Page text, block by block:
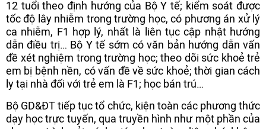
12 tuổi theo định hướng của Bộ Y tế; kiểm soát được
tốc độ lây nhiễm trong trường học, có phương án xử lý
ca nhiễm, F1 hợp lý, nhất là liên tục cập nhật hướng
dẫn điều trị… Bộ Y tế sớm có văn bản hướng dẫn vấn
đề xét nghiệm trong trường học; theo dõi sức khoẻ trẻ
em bị bệnh nền, có vấn đề về sức khoẻ; thời gian cách
ly tại nhà đối với trẻ em là F1; học bán trú…
Bộ GD&ĐT tiếp tục tổ chức, kiện toàn các phương thức
dạy học trực tuyến, qua truyền hình như một phần của